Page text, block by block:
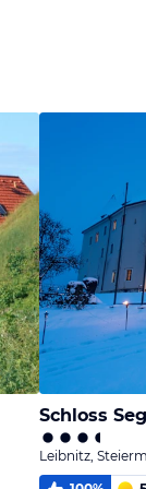
Schloss
Leibnitz,